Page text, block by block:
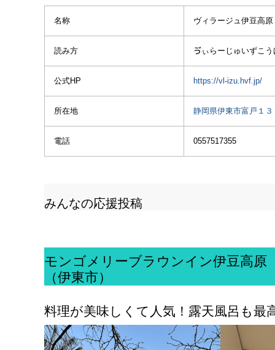
名称 ヴィラージュ伊豆高原
読み方 ゔぃらーじゅいずこう
公式HP https://vl-izu.hvf.jp/
所在地 静岡県伊東市富戸１
電話 0557517355
みんなの応援投稿
モンゴメリーブラウンイン伊豆高原
（伊東市）
料理が美味しくて人気！露天風呂も最